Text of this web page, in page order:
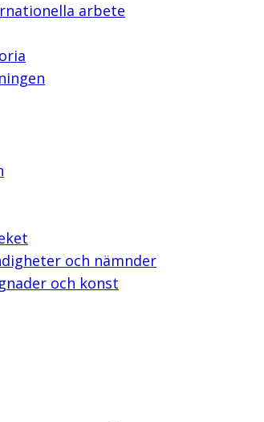
arbete
och nämnder
och konst